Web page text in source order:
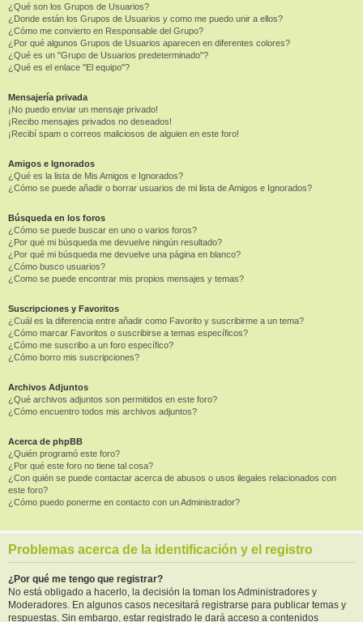
¿Qué son los Grupos de Usuarios?
¿Donde están los Grupos de Usuarios y como me puedo unir a ellos?
¿Cómo me convierto en Responsable del Grupo?
¿Por qué algunos Grupos de Usuarios aparecen en diferentes colores?
¿Qué es un "Grupo de Usuarios predeterminado"?
¿Qué es el enlace "El equipo"?
Mensajería privada
¡No puedo enviar un mensaje privado!
¡Recibo mensajes privados no deseados!
¡Recibí spam o correos maliciosos de alguien en este foro!
Amigos e Ignorados
¿Qué es la lista de Mis Amigos e Ignorados?
¿Cómo se puede añadir o borrar usuarios de mi lista de Amigos e Ignorados?
Búsqueda en los foros
¿Cómo se puede buscar en uno o varios foros?
¿Por qué mi búsqueda me devuelve ningún resultado?
¿Por qué mi búsqueda me devuelve una página en blanco?
¿Cómo busco usuarios?
¿Como se puede encontrar mis propios mensajes y temas?
Suscripciones y Favoritos
¿Cuál es la diferencia entre añadir como Favorito y suscribirme a un tema?
¿Cómo marcar Favoritos o suscribirse a temas específicos?
¿Cómo me suscribo a un foro específico?
¿Cómo borro mis suscripciones?
Archivos Adjuntos
¿Qué archivos adjuntos son permitidos en este foro?
¿Cómo encuentro todos mis archivos adjuntos?
Acerca de phpBB
¿Quién programó este foro?
¿Por qué este foro no tiene tal cosa?
¿Con quién se puede contactar acerca de abusos o usos ilegales relacionados con
este foro?
¿Cómo puedo ponerme en contacto con un Administrador?
Problemas acerca de la identificación y el registro
¿Por qué me tengo que registrar?
No está obligado a hacerlo, la decisión la toman los Administradores y
Moderadores. En algunos casos necesitará registrarse para publicar temas y
respuestas. Sin embargo, estar registrado le dará acceso a contenidos